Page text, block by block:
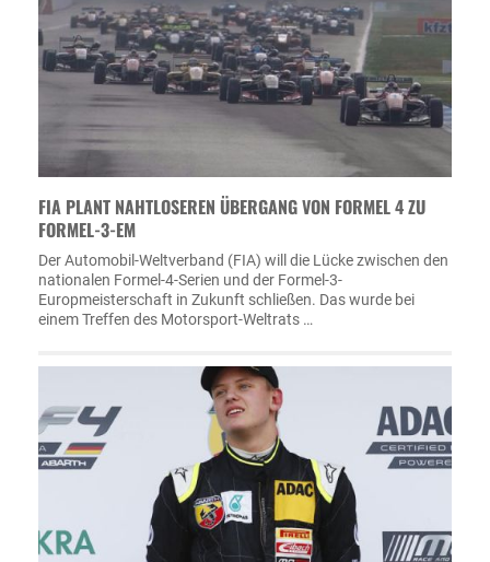
FIA PLANT NAHTLOSEREN ÜBERGANG VON FORMEL 4 ZU
FORMEL-3-EM
Der Automobil-Weltverband (FIA) will die Lücke zwischen den
nationalen Formel-4-Serien und der Formel-3-
Europmeisterschaft in Zukunft schließen. Das wurde bei
einem Treffen des Motorsport-Weltrats …